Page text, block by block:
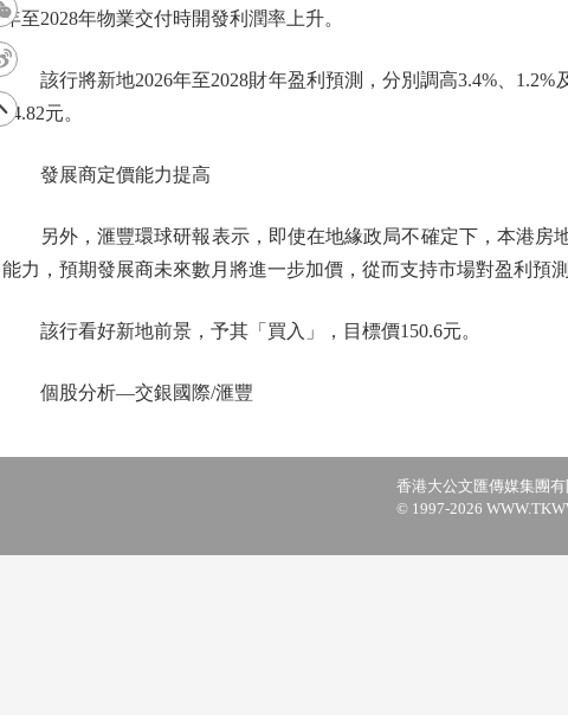
年至2028年物業交付時開發利潤率上升。
該行將新地2026年至2028財年盈利預測，分別調高3.4%、1.2%
04.82元。
發展商定價能力提高
另外，滙豐環球研報表示，即使在地緣政局不確定下，本港房
能力，預期發展商未來數月將進一步加價，從而支持市場對盈利預測
該行看好新地前景，予其「買入」，目標價150.6元。
個股分析—交銀國際/滙豐
香港大公文匯傳媒集團
© 1997-2026